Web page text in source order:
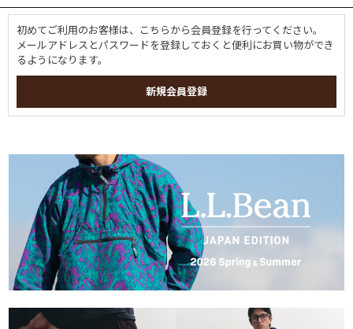
初めてご利用のお客様は、こちらから会員登録を行ってください。
メールアドレスとパスワードを登録しておくと便利にお買い物ができ
るようになります。